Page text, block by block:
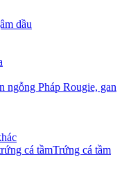
dầu
Trứng cá tầm